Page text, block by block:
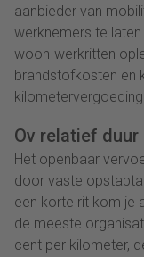
aanbieder van
werknemers te
woon-werkritten
brandstofkosten en
kilometervergoeding.
Ov relatief duur
Het openbaar
door vaste
een korte rit kom je
de meeste
cent per kilometer,